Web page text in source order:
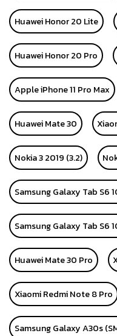
Huawei Honor 20 Lite
Huawei Honor 20 Pro
Apple iPhone 11 Pro Max
Huawei Mate 30
Nokia 3 2019 (3.2)
Samsung Galaxy Tab S6
Samsung Galaxy Tab S6
Huawei Mate 30 Pro
Xiaomi Redmi Note 8 Pro
Samsung Galaxy A30s